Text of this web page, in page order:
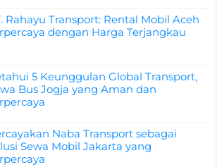
Rahayu Transport: Rental Mobil Aceh
dengan Harga Terjangkau
5 Keunggulan Global Transport,
Bus Jogja yang Aman dan
Naba Transport sebagai
Sewa Mobil Jakarta yang